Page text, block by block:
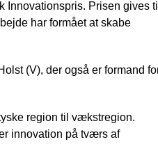
Innovationspris. Prisen gives
har formået at skabe
(V), der også er formand
region til vækstregion.
innovation på tværs af